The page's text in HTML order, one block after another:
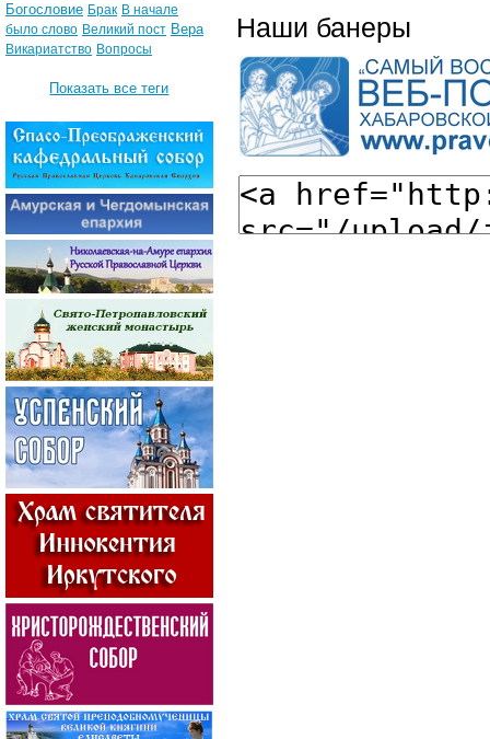
Наши банеры
Богословие Брак В начале
было слово Великий пост Вера
Викариатство Вопросы
Показать все теги